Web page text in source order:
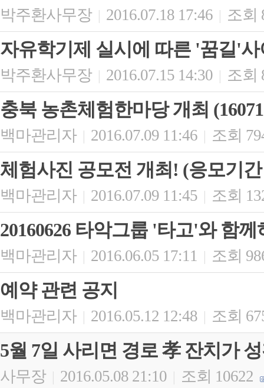
박주환사무장 | 2016.07.18 17:46 | 조회
자유학기제 실시에 따른 '꿈길'
박주환사무장 | 2016.07.15 14:30 | 조회
충북 농촌체험한마당 개최
백마관리자 | 2016.07.09 11:46 | 조회
체험사진 공모전 개최! (응모기
백마관리자 | 2016.07.09 11:45 | 조회
20160626 타악그룹 '타고'와 함
백마관리자 | 2016.06.05 17:11 | 조회
예약 관련 공지
백마관리자 | 2016.05.12 12:48 | 조회
5월 7일 사리면 경로 孝 잔치가
사무장 | 2016.05.08 21:10 | 조회 10622